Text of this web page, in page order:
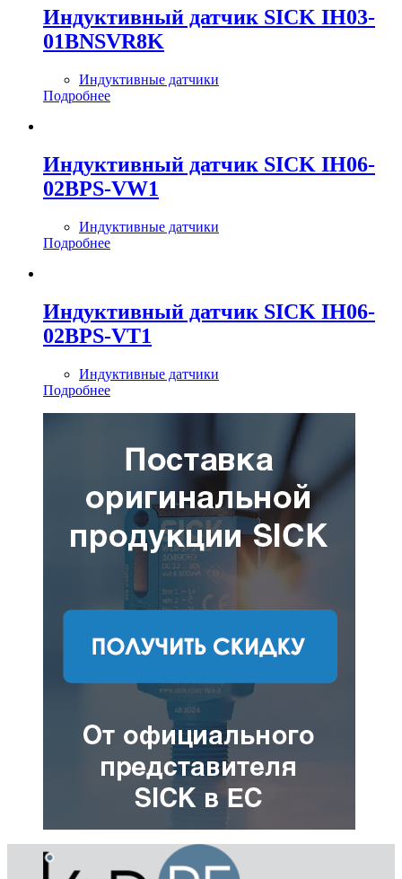
Индуктивный датчик SICK IH03-
01BNSVR8K
Индуктивные датчики
Подробнее
Индуктивный датчик SICK IH06-
02BPS-VW1
Индуктивные датчики
Подробнее
Индуктивный датчик SICK IH06-
02BPS-VT1
Индуктивные датчики
Подробнее